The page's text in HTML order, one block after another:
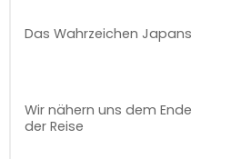
Das Wahrzeichen Japans
Wir nähern uns dem Ende
der Reise